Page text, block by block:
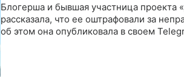
Блогерша и бывшая участница проекта
рассказала, что ее оштрафовали за
об этом она опубликовала в своем